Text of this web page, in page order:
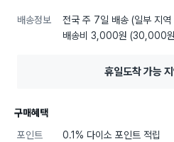
배송정보 전국 주 7일 배송 (일부 지역
배송비 3,000원 (30,000원
휴일도착 가능
구매혜택
포인트
0.1% 다이소 포인트 적립